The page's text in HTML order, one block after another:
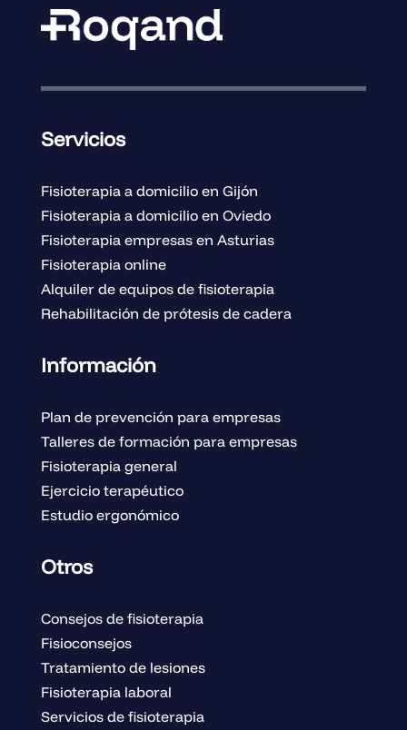
Servicios
Fisioterapia a domicilio en Gijón
Fisioterapia a domicilio en Oviedo
Fisioterapia empresas en Asturias
Fisioterapia online
Alquiler de equipos de fisioterapia
Rehabilitación de prótesis de cadera
Información
Plan de prevención para empresas
Talleres de formación para empresas
Fisioterapia general
Ejercicio terapéutico
Estudio ergonómico
Otros
Consejos de fisioterapia
Fisioconsejos
Tratamiento de lesiones
Fisioterapia laboral
Servicios de fisioterapia